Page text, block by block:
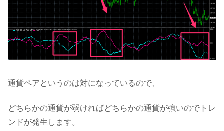
通貨ペアというのは対になっているので、
どちらかの通貨が弱ければどちらかの通貨が強いのでトレ
ンドが発生します。